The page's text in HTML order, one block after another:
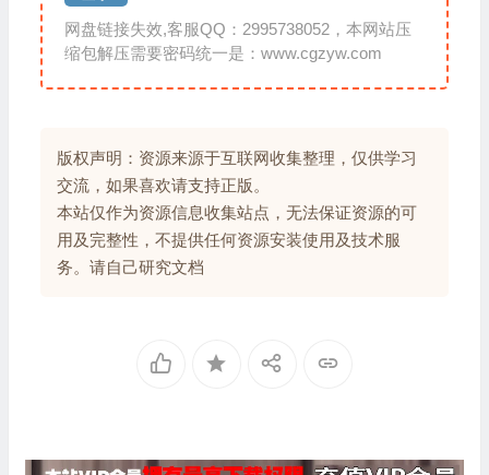
网盘链接失效,客服QQ：2995738052，本网站压
缩包解压需要密码统一是：www.cgzyw.com
版权声明：资源来源于互联网收集整理，仅供学习
交流，如果喜欢请支持正版。
本站仅作为资源信息收集站点，无法保证资源的可
用及完整性，不提供任何资源安装使用及技术服
务。请自己研究文档